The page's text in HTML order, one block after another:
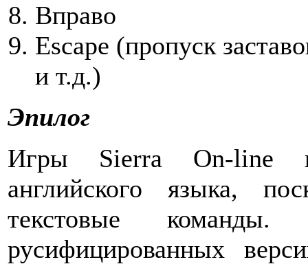
Вправо
Escape (пропуск
и т.д.)
Эпилог
Игры Sierra On-line
английского языка,
текстовые
русифицированных